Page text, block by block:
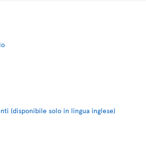
(disponibile solo in lingua inglese)